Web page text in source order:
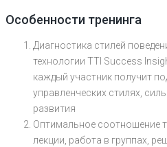
Особенности тренинга
Диагностика стилей
технологии TTI Success
каждый участник получит
управленческих стилях,
развития
Оптимальное соотношение
лекции, работа в группах,